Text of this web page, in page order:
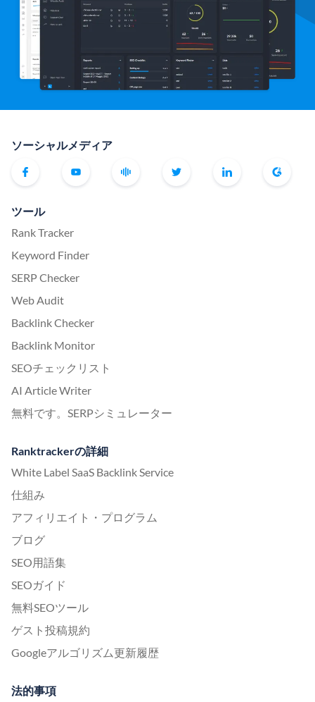
ソーシャルメディア
ツール
Rank Tracker
Keyword Finder
SERP Checker
Web Audit
Backlink Checker
Backlink Monitor
SEOチェックリスト
AI Article Writer
無料です。SERPシミュレーター
Ranktrackerの詳細
White Label SaaS Backlink Service
仕組み
アフィリエイト・プログラム
ブログ
SEO用語集
SEOガイド
無料SEOツール
ゲスト投稿規約
Googleアルゴリズム更新履歴
法的事項